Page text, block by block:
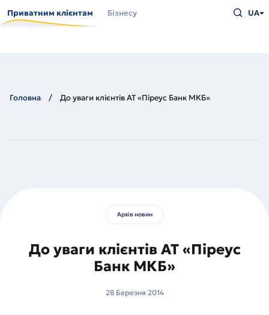
до
основного
Приватним клієнтам Бізнесу
що
UA
Головна До уваги клієнтів АТ «Піреус Банк МКБ»
Архів новин
До уваги клієнтів АТ «Піреус
Банк МКБ»
28 Березня 2014